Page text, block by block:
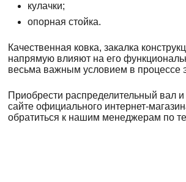
кулачки;
опорная стойка.
Качественная ковка, закалка
напрямую влияют на его
весьма важным условием в процессе
Приобрести распределительный вал
сайте официального интернет-
обратиться к нашим менеджерам по